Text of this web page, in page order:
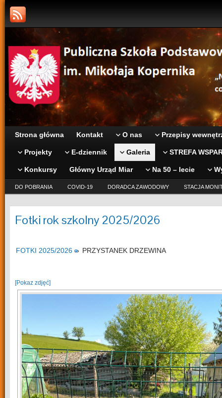
Strona główna Kontakt O nas Przepisy
Projekty E-dziennik Galeria STREFA
Konkursy Główny Urząd Miar Na 50 – lecie
DO POBRANIA COVID-19 DORADCA ZAWODOWY STACJA
Fotki rok szkolny 2025/2026
FOTKI 2025/2026 » PRZYSTANEK DRZEWINA
[Pokaz zdjęć]